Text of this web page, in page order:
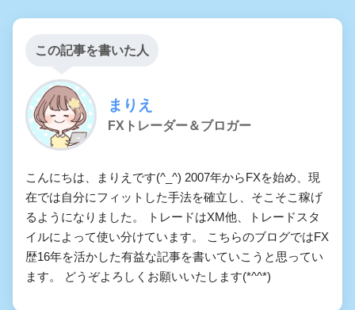
この記事を書いた人
まりえ
FXトレーダー＆ブロガー
こんにちは、まりえです(^_^) 2007年からFXを始め、現
在では自分にフィットした手法を確立し、そこそこ稼げ
るようになりました。 トレードはXM他、トレードスタ
イルによって使い分けています。 こちらのブログではFX
歴16年を活かした有益な記事を書いていこうと思ってい
ます。 どうぞよろしくお願いいたします(*^^*)